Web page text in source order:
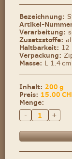
Bezeichnung:
Artikel-
Verarbeitung:
Zusatzstoffe:
Haltbarkeit: 12
Verpackung:
Masse: L 1.4
Inhalt: 200 g
Preis: 15.00
Menge:
-
+